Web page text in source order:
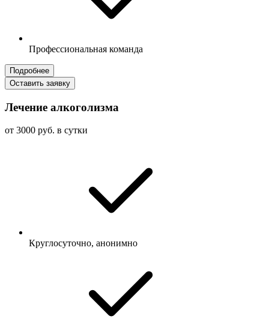
Профессиональная команда
Подробнее
Оставить заявку
Лечение алкоголизма
от 3000 руб. в сутки
Круглосуточно, анонимно